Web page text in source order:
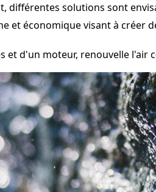
différentes solutions sont
et économique visant à créer
et d'un moteur, renouvelle